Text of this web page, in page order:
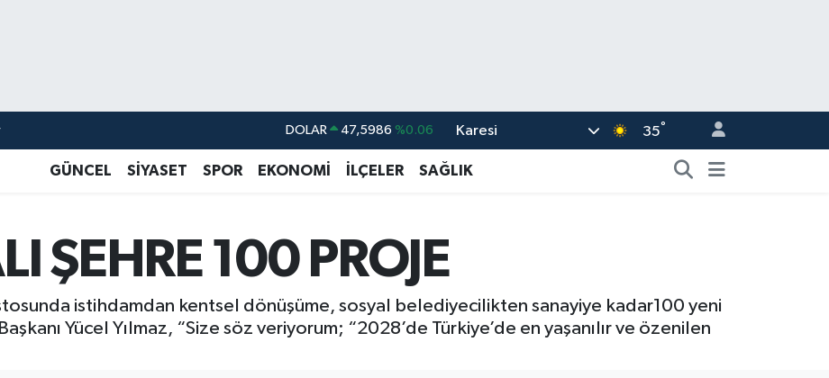
DOLAR 47,5986 %0.06
EURO 55,0700 %0.1
BİST100 13.768 %48
Karesi 35°
GÜNCEL SİYASET SPOR EKONOMİ İLÇELER SAĞLIK
ŞEHRE 100 PROJE
istihdamdan kentsel dönüşüme, sosyal belediyecilikten sanayiye kadar100 yeni
Yücel Yılmaz, “Size söz veriyorum; “2028’de Türkiye’de en yaşanılır ve özenilen